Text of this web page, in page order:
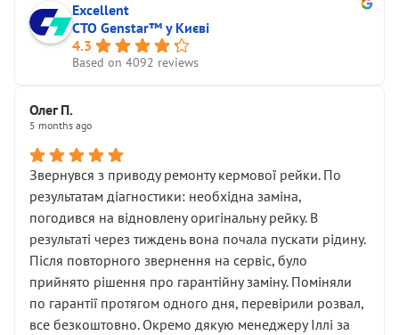
Excellent
СТО Genstar™ у Києві
4.3
Based on 4092 reviews
Олег П.
5 months ago
Звернувся з приводу ремонту кермової рейки. По
результатам діагностики: необхідна заміна,
погодився на відновлену оригінальну рейку. В
результаті через тиждень вона почала пускати рідину.
Після повторного звернення на сервіс, було
прийнято рішення про гарантійну заміну. Поміняли
по гарантії протягом одного дня, перевірили розвал,
все безкоштовно. Окремо дякую менеджеру Іллі за